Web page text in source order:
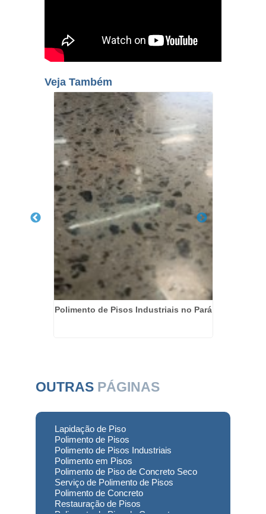
Veja Também
Polimento de Pisos Industriais no Pará
OUTRAS PÁGINAS
Lapidação de Piso
Polimento de Pisos
Polimento de Pisos Industriais
Polimento em Pisos
Polimento de Piso de Concreto Seco
Serviço de Polimento de Pisos
Polimento de Concreto
Restauração de Pisos